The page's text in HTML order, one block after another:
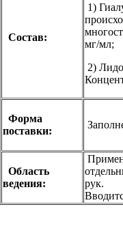
Состав:
1)
мг/мл;
2)
Форма
поставки:
Область
ведения:
рук.